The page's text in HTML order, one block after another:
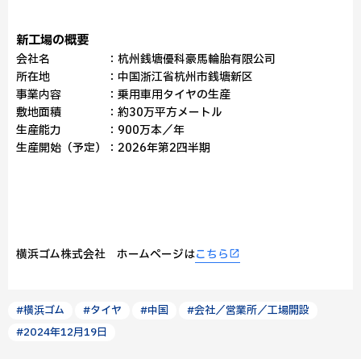
新工場の概要
会社名 ：杭州銭塘優科豪馬輪胎有限公司
所在地 ：中国浙江省杭州市銭塘新区
事業内容 ：乗用車用タイヤの生産
敷地面積 ：約30万平方メートル
生産能力 ：900万本／年
生産開始（予定）：2026年第2四半期
横浜ゴム株式会社 ホームページはこちら
#横浜ゴム #タイヤ #中国
#会社／営業所／工場開設
#2024年12月19日